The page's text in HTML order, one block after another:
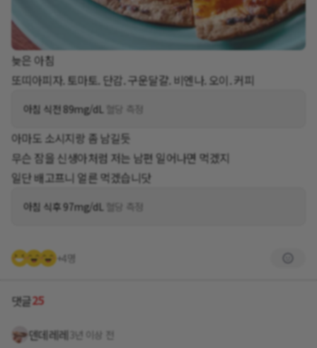
늦은 아침
또띠아피자. 토마토. 단감. 구운달걀. 비엔나. 오이. 커피
아침 식전 89mg/dL 혈당 측정
아마도 소시지랑 좀 남길듯
무슨 잠을 신생아처럼 저는 남편 일어나면 먹겠지
일단 배고프니 얼른 먹겠습니닷
아침 식후 97mg/dL 혈당 측정
+4명
댓글25
덴데레레 3년 이상 전